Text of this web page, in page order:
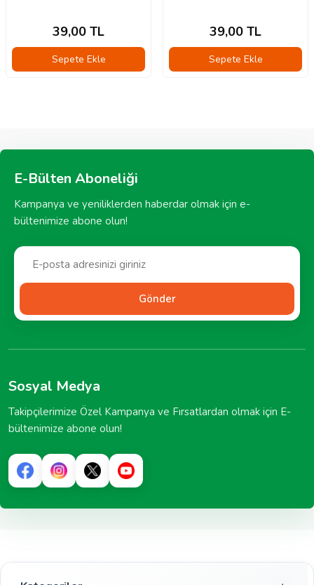
39,00 TL
Sepete Ekle
39,00 TL
Sepete Ekle
E-Bülten Aboneliği
Kampanya ve yeniliklerden haberdar olmak için e-
bültenimize abone olun!
Gönder
Sosyal Medya
Takipçilerimize Özel Kampanya ve Fırsatlardan olmak için E-
bültenimize abone olun!